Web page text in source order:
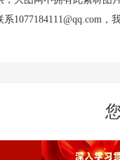
1077184111@qq.com